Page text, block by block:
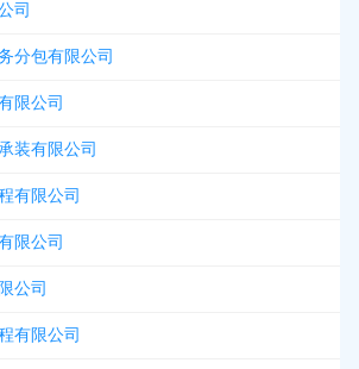
司
分包有限公司
限公司
装有限公司
有限公司
限公司
公司
有限公司